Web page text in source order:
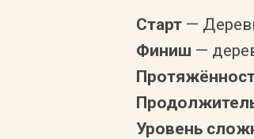
Старт —
Финиш —
Уровень